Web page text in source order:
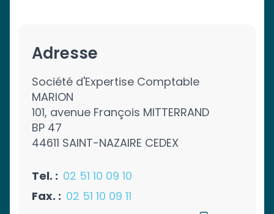
Adresse
Société d'Expertise Comptable
MARION
101, avenue François MITTERRAND
BP 47
44611 SAINT-NAZAIRE CEDEX
Tel. : 02 51 10 09 10
Fax. : 02 51 10 09 11